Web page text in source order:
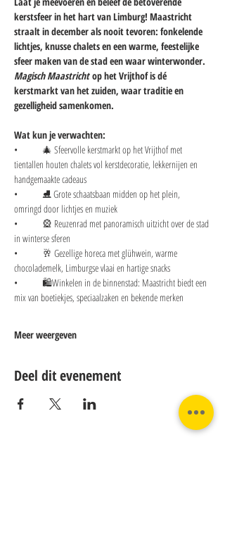
kerstsfeer in het hart van Limburg! Maastricht
straalt in december als nooit tevoren: fonkelende
lichtjes, knusse chalets en een warme, feestelijke
sfeer maken van de stad een waar winterwonder.
Magisch Maastricht op het Vrijthof is dé
kerstmarkt van het zuiden, waar traditie en
gezelligheid samenkomen.
Wat kun je verwachten:
• 	🎄 Sfeervolle kerstmarkt op het Vrijthof met
tientallen houten chalets vol kerstdecoratie, lekkernijen en
handgemaakte cadeaus
• 	⛸️ Grote schaatsbaan midden op het plein,
omringd door lichtjes en muziek
• 	🎡 Reuzenrad met panoramisch uitzicht over de stad
in winterse sferen
• 	🥂 Gezellige horeca met glühwein, warme
chocolademelk, Limburgse vlaai en hartige snacks
• 	🛍️Winkelen in de binnenstad: Maastricht biedt een
mix van boetiekjes, speciaalzaken en bekende merken
Meer weergeven
Deel dit evenement